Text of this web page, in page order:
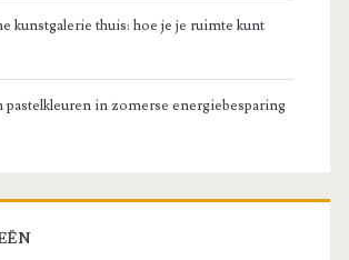
kunstgalerie thuis: hoe je je ruimte kunt
pastelkleuren in zomerse energiebesparing